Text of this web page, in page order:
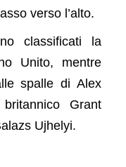
verso l’alto.
classificati la
Unito, mentre
spalle di Alex
Grant
Ujhelyi.